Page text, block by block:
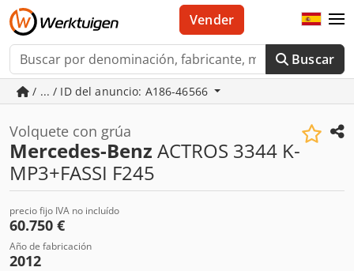
Buscar
Vender
/ ... / ID del anuncio: A186-46566
Volquete con grúa
Mercedes-Benz ACTROS 3344 K-
MP3+FASSI F245
precio fijo IVA no incluído
60.750 €
Año de fabricación
2012